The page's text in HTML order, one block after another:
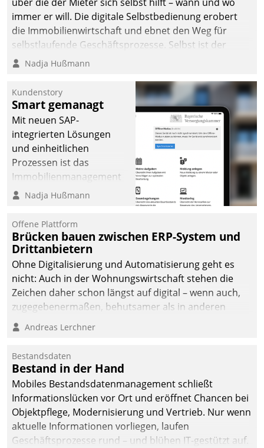
immer er will. Die digitale Selbstbedienung erobert
die Immobilienwirtschaft und ebnet den Weg für
selbstlaufende Geschäftsprozesse. Selbst ist der
Kunde und smart der Serviceanbieter.
Nadja Hußmann
Kundenstory
Smart gemanagt
Mit neuen SAP-
integrierten Lösungen
und einheitlichen
Prozessen ist das
Immobilienmanagement
der Bayerischen
Ressort Kapitalanlage für
künftige Aufgaben und
Herausforderungen
gerüstet.
Nadja Hußmann
Offene Plattform
Brücken bauen zwischen ERP-System und
Drittanbietern
Ohne Digitalisierung und Automatisierung geht es
nicht: Auch in der Wohnungswirtschaft stehen die
Zeichen daher schon längst auf digital – wenn auch,
zugegebenermaßen, behutsamer als in anderen
Branchen.
Andreas Lerchner
Bestandsdaten
Bestand in der Hand
Mobiles Bestandsdatenmanagement schließt
Informationslücken vor Ort und eröffnet Chancen bei
Objektpflege, Modernisierung und Vertrieb. Nur wenn
aktuelle Informationen vorliegen, laufen
Geschäftsprozesse rund – und blühen IT-gestützt auf.